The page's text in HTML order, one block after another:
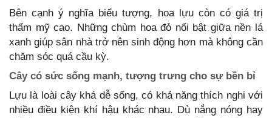
Bên cạnh ý nghĩa biểu tượng, hoa lựu còn có giá trị
thẩm mỹ cao. Những chùm hoa đỏ nổi bật giữa nền lá
xanh giúp sân nhà trở nên sinh động hơn mà không cần
chăm sóc quá cầu kỳ.
Cây có sức sống mạnh, tượng trưng cho sự bền bỉ
Lựu là loài cây khá dễ sống, có khả năng thích nghi với
nhiều điều kiện khí hậu khác nhau. Dù nắng nóng hay